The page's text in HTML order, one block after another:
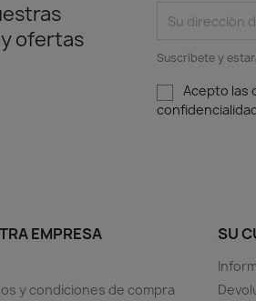
ofertas
Suscríbete y
Acepto las
EMPRESA
y condiciones de compra
SU